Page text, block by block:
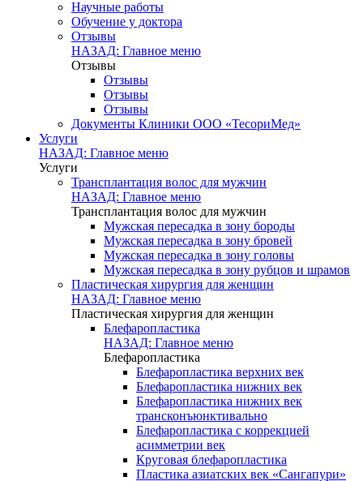
Научные работы
Обучение у доктора
Отзывы
НАЗАД: Главное меню
Отзывы
Отзывы
Отзывы
Отзывы
Документы Клиники ООО «ТесориМед»
Услуги
НАЗАД: Главное меню
Услуги
Трансплантация волос для мужчин
НАЗАД: Главное меню
Трансплантация волос для мужчин
Мужская пересадка в зону бороды
Мужская пересадка в зону бровей
Мужская пересадка в зону головы
Мужская пересадка в зону рубцов и шрамов
Пластическая хирургия для женщин
НАЗАД: Главное меню
Пластическая хирургия для женщин
Блефаропластика
НАЗАД: Главное меню
Блефаропластика
Блефаропластика верхних век
Блефаропластика нижних век
Блефаропластика нижних век
трансконъюнктивально
Блефаропластика с коррекцией
асимметрии век
Круговая блефаропластика
Пластика азиатских век «Сангапури»